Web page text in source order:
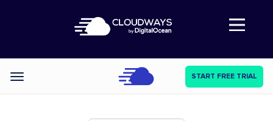
Abre a navegação
Categories START FREE TRIAL